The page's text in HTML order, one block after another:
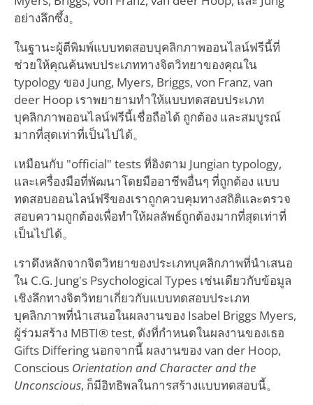
อย่างลึกซึ้ง。
ในฐานะผู้ตีพิมพ์แบบทดสอบบุคลิกภาพออนไลน์ฟรีนี้ที่
ช่วยให้คุณค้นพบประเภททางจิตวิทยาของคุณใน
typology ของ Jung, Myers, Briggs, von Franz, van
deer Hoop เราพยายามทำให้แบบทดสอบประเภท
บุคลิกภาพออนไลน์ฟรีนี้เชื่อถือได้ ถูกต้อง และสมบูรณ์
มากที่สุดเท่าที่เป็นไปได้。
เหมือนกับ "official" tests ที่อิงตาม Jungian typology,
และเครื่องมือที่พัฒนาโดยมืออาชีพอื่นๆ ที่ถูกต้อง แบบ
ทดสอบออนไลน์ฟรีของเราถูกควบคุมทางสถิติและตรวจ
สอบความถูกต้องเพื่อทำให้ผลลัพธ์ถูกต้องมากที่สุดเท่าที่
เป็นไปได้。
เราดึงหลักจากจิตวิทยาของประเภทบุคลิกภาพที่นำเสนอ
ใน C.G. Jung's Psychological Types เช่นเดียวกับข้อมูล
เชิงลึกทางจิตวิทยาเกี่ยวกับแบบทดสอบประเภท
บุคลิกภาพที่นำเสนอในผลงานของ Isabel Briggs Myers,
ผู้ร่วมสร้าง MBTI® test, ดังที่กำหนดในผลงานของเธอ
Gifts Differing นอกจากนี้ ผลงานของ van der Hoop,
Conscious Orientation and Character and the
Unconscious, ก็มีอิทธิพลในการสร้างแบบทดสอบนี้。